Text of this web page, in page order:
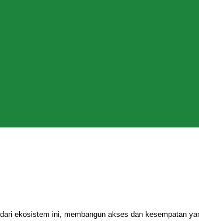
ekosistem ini, membangun akses dan kesempatan